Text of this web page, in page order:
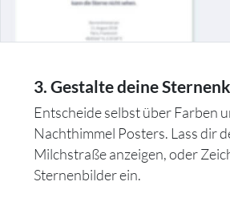
3. Gestalte deine
Entscheide selbst über Farben
Nachthimmel Posters. Lass dir
Milchstraße anzeigen, oder
Sternenbilder ein.